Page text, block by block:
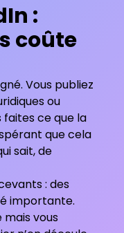
:
coûte
Vous publiez
ou
ce que la
que cela
sait, de
: des
importante.
vous